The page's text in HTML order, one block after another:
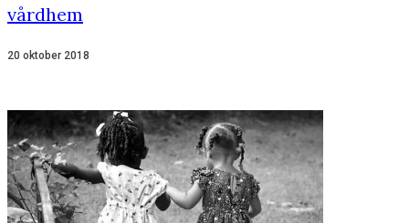
vårdhem
20 oktober 2018